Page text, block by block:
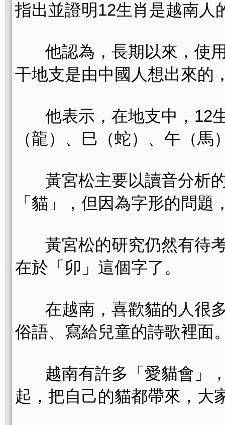
指出並證明12生肖是越南人
他認為，長期以來，使用
干地支是由中國人想出來的
他表示，在地支中，12生
（龍）、巳（蛇）、午（
黃宮松主要以讀音分析的
「貓」，但因為字形的問
黃宮松的研究仍然有待考
在於「卯」這個字了。
在越南，喜歡貓的人很多
俗語、寫給兒童的詩歌裡面
越南有許多「愛貓會」，
起，把自己的貓都帶來，大